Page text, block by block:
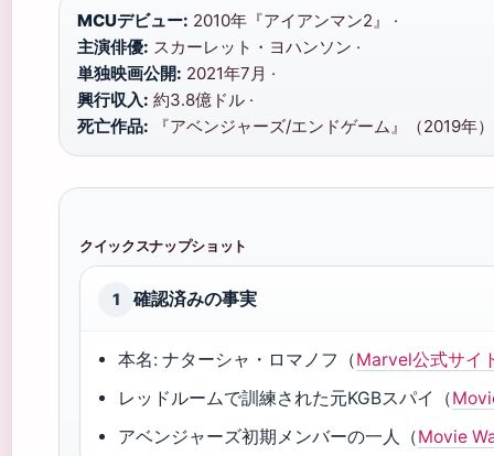
MCUデビュー: 2010年『アイアンマン2』 ·
主演俳優: スカーレット・ヨハンソン ·
単独映画公開: 2021年7月 ·
興行収入: 約3.8億ドル ·
死亡作品: 『アベンジャーズ/エンドゲーム』（2019年）
クイックスナップショット
1 確認済みの事実
本名: ナターシャ・ロマノフ（Marvel公式サイ
レッドルームで訓練された元KGBスパイ（
アベンジャーズ初期メンバーの一人（Movie